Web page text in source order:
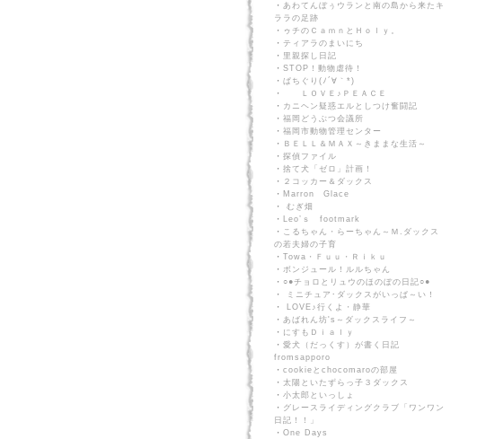
・ あわてんぼぅウランと南の島から来たキ
ララの足跡
・ ゥチのＣａｍｎとＨｏｌｙ。
・ ティアラのまいにち
・ 里親探し日記
・ STOP！動物虐待！
・ ぱちぐり(ﾉ´∀｀*)
・
ＬＯＶＥ♪ＰＥＡＣＥ
・ カニヘン疑惑エルとしつけ奮闘記
・ 福岡どうぶつ会議所
・ 福岡市動物管理センター
・ ＢＥＬＬ＆ＭＡＸ～きままな生活～
・ 探偵ファイル
・ 捨て犬「ゼロ」計画！
・ ２コッカー＆ダックス
・ Marron Glace
・
むぎ畑
・ Leo’ｓ footmark
・ こるちゃん・らーちゃん～Ｍ.ダックス
の若夫婦の子育
・ Towa・Ｆｕｕ・Ｒｉｋｕ
・ ボンジュール！ルルちゃん
・ ○●チョロとリュウのほのぼの日記○●
・
ミニチュア･ダックスがいっぱ～い！
・
LOVE♪行くよ・静華
・ あばれん坊's～ダックスライフ～
・ にすもＤｉａｌｙ
・ 愛犬（だっくす）が書く日記
fromsapporo
・ cookieとchocomaroの部屋
・ 太陽といたずらっ子３ダックス
・ 小太郎といっしょ
・ グレースライディングクラブ「ワンワン
日記！！」
・ One Days